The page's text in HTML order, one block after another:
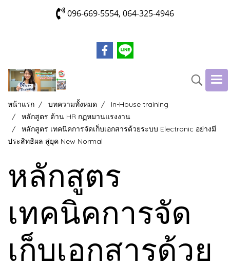
096-669-5554, 064-325-4946
หน้าแรก บทความทั้งหมด
In-House training
หลักสูตร ด้าน HR กฏหมานแรงงาน
หลักสูตร เทคนิคการจัดเก็บเอกสารด้วยระบบ Electronic อย่างมี
ประสิทธิผล สู่ยุค New Normal
หลักสูตร
เทคนิคการจัด
เก็บเอกสารด้วย